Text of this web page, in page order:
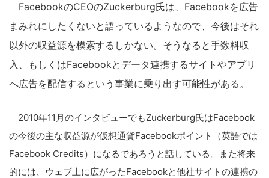
FacebookのCEOのZuckerburg氏は、Facebookを広告
まみれにしたくないと語っているようなので、今後はそれ
以外の収益源を模索するしかない。そうなると手数料収
入、もしくはFacebookとデータ連携するサイトやアプリ
へ広告を配信するという事業に乗り出す可能性がある。
2010年11月のインタビューでもZuckerburg氏はFacebook
の今後の主な収益源が仮想通貨Facebookポイント（英語では
Facebook Credits）になるであろうと話している。また将来
的には、ウェブ上に広がったFacebookと他社サイトの連携の